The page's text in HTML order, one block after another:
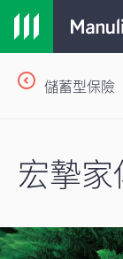
儲蓄型保險
宏摯